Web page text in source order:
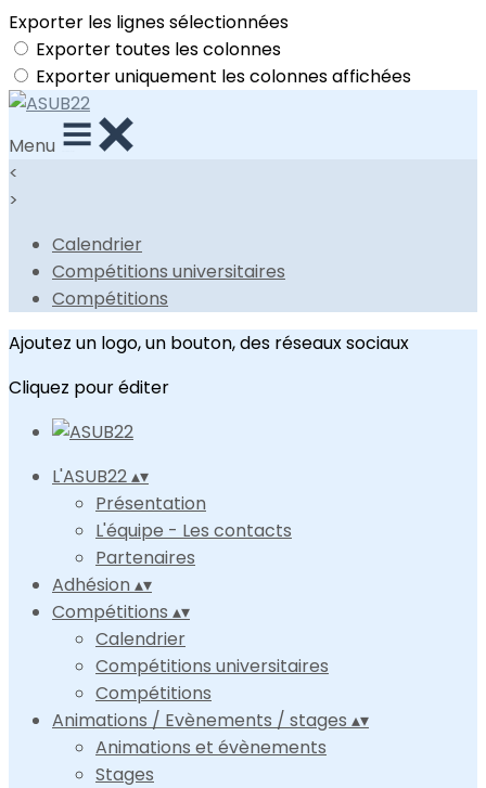
Exporter les lignes sélectionnées
Exporter toutes les colonnes
Exporter uniquement les colonnes affichées
Menu
<
>
Calendrier
Compétitions universitaires
Compétitions
Ajoutez un logo, un bouton, des réseaux sociaux
Cliquez pour éditer
L'ASUB22▴▾
Présentation
L'équipe - Les contacts
Partenaires
Adhésion▴▾
Compétitions ▴▾
Calendrier
Compétitions universitaires
Compétitions
Animations / Evènements / stages ▴▾
Animations et évènements
Stages